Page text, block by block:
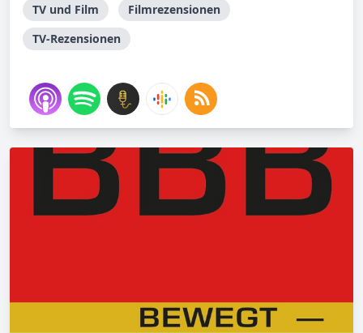
TV und Film
Filmrezensionen
TV-Rezensionen